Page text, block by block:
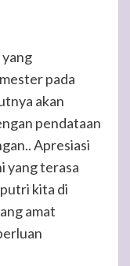
pada
akan
pendataan
Apresiasi
yang terasa
kita di
amat